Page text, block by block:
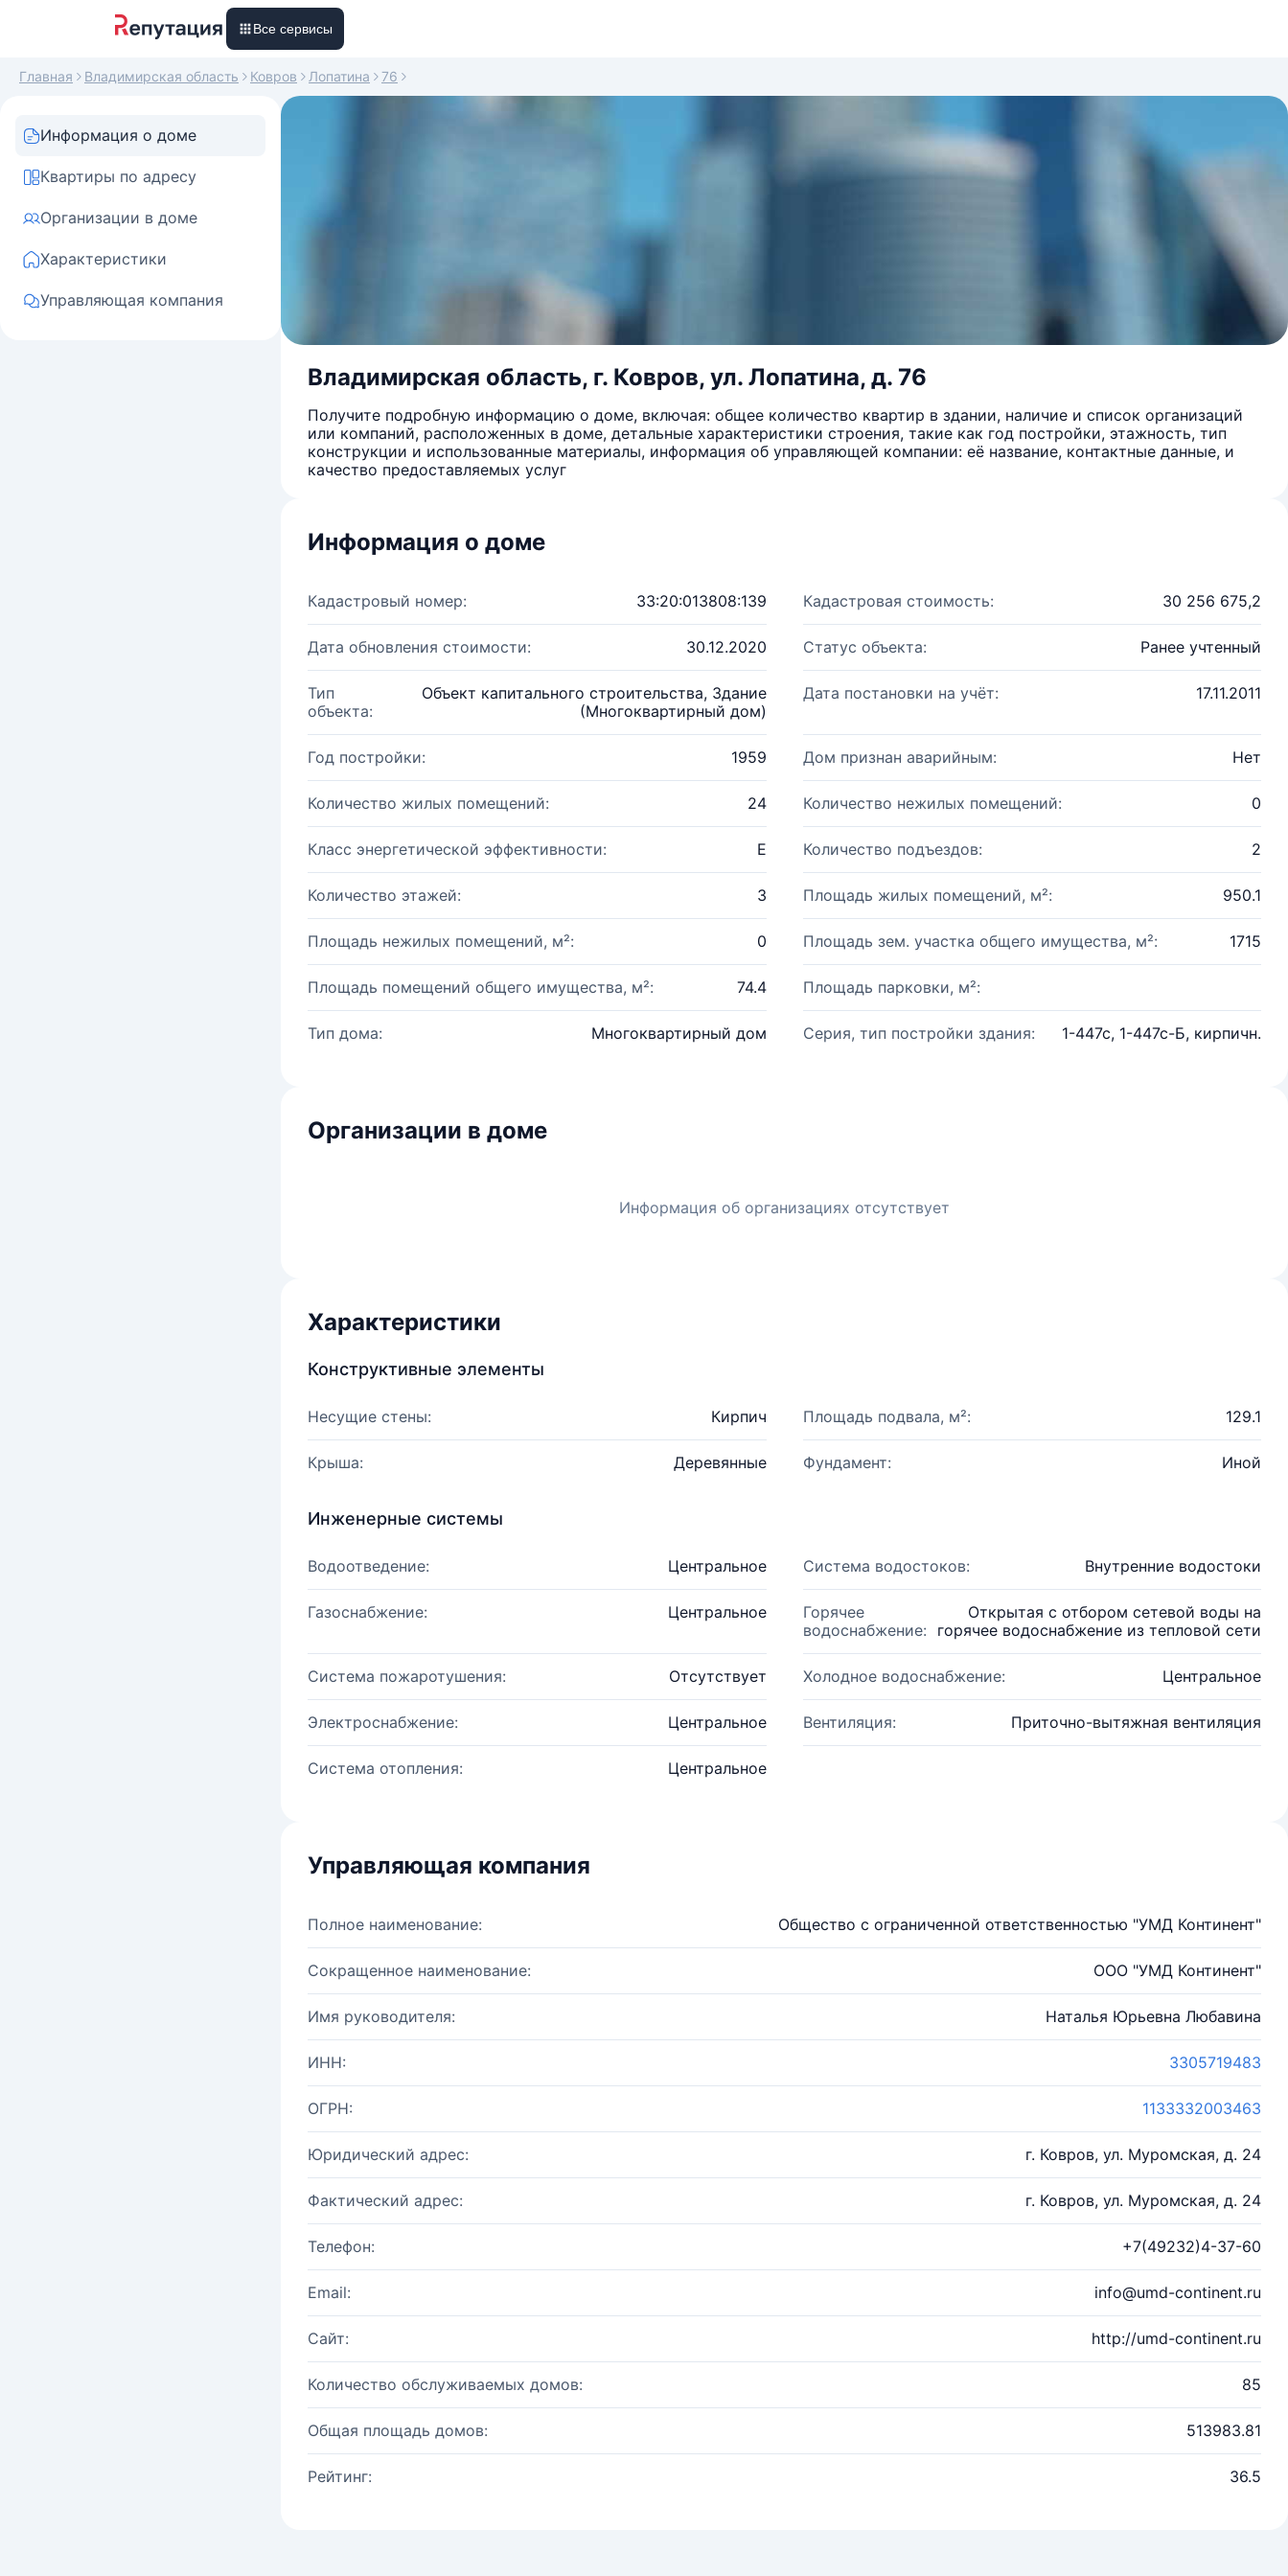
Все сервисы
Главная Владимирская область Ковров Лопатина 76
Информация о доме
Квартиры по адресу
Организации в доме
Характеристики
Управляющая компания
Владимирская область, г. Ковров, ул. Лопатина, д. 76
Получите подробную информацию о доме, включая: общее количество квартир в здании, наличие и список организаций
или компаний, расположенных в доме, детальные характеристики строения, такие как год постройки, этажность, тип
конструкции и использованные материалы, информация об управляющей компании: её название, контактные данные, и
качество предоставляемых услуг
Информация о доме
Кадастровый номер: 33:20:013808:139 Кадастровая стоимость: 30 256 675,2
Дата обновления стоимости: 30.12.2020 Статус объекта: Ранее учтенный
Тип
объекта:
Объект капитального строительства, Здание
(Многоквартирный дом)
Дата постановки на учёт: 17.11.2011
Год постройки: 1959 Дом признан аварийным: Нет
Количество жилых помещений: 24 Количество нежилых помещений: 0
Класс энергетической эффективности: E Количество подъездов: 2
Количество этажей: 3 Площадь жилых помещений, м²: 950.1
Площадь нежилых помещений, м²: 0 Площадь зем. участка общего имущества, м²: 1715
Площадь помещений общего имущества, м²: 74.4 Площадь парковки, м²:
Тип дома: Многоквартирный дом Серия, тип постройки здания: 1-447с, 1-447с-Б, кирпичн.
Организации в доме
Информация об организациях отсутствует
Характеристики
Конструктивные элементы
Несущие стены: Кирпич Площадь подвала, м²: 129.1
Крыша: Деревянные Фундамент: Иной
Инженерные системы
Водоотведение: Центральное Система водостоков: Внутренние водостоки
Газоснабжение: Центральное
Горячее
водоснабжение:
Открытая с отбором сетевой воды на
горячее водоснабжение из тепловой сети
Система пожаротушения: Отсутствует Холодное водоснабжение: Центральное
Электроснабжение: Центральное Вентиляция: Приточно-вытяжная вентиляция
Система отопления: Центральное
Управляющая компания
Полное наименование: Общество с ограниченной ответственностью "УМД Континент"
Сокращенное наименование: ООО "УМД Континент"
Имя руководителя: Наталья Юрьевна Любавина
ИНН: 3305719483
ОГРН: 1133332003463
Юридический адрес: г. Ковров, ул. Муромская, д. 24
Фактический адрес: г. Ковров, ул. Муромская, д. 24
Телефон: +7(49232)4-37-60
Email: info@umd-continent.ru
Сайт: http://umd-continent.ru
Количество обслуживаемых домов: 85
Общая площадь домов: 513983.81
Рейтинг: 36.5